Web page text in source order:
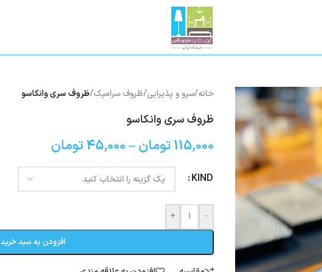
خانه/سرو و پذیرایی/ظروف سرامیک/ظروف سری وانکاسو
ظروف سری وانکاسو
115,000تومان–
45,000تومان
KIND
-
+
افزودن به سبد خرید